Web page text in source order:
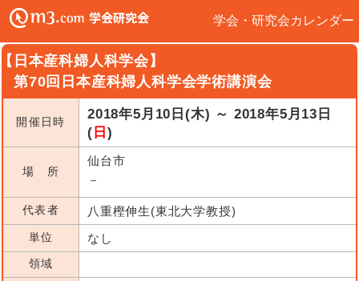
学会・研究会カレンダー
日本産科婦人科学会】
第70回日本産科婦人科学会学術講演会
開催日時
2018年5月10日(木) ～ 2018年5月13日
( 日 )
場 所
仙台市
－
代表者 八重樫伸生(東北大学教授)
単位 なし
領域